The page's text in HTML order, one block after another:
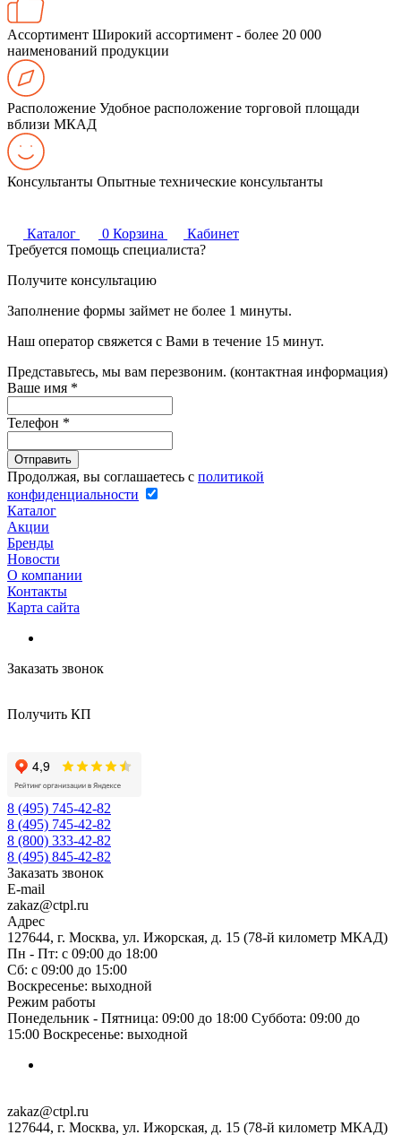
Ассортимент Широкий ассортимент - более 20 000
наименований продукции
Расположение Удобное расположение торговой площади
вблизи МКАД
Консультанты Опытные технические консультанты
Каталог 0 Корзина
Кабинет
Требуется помощь специалиста?
Получите консультацию
Заполнение формы займет не более 1 минуты.
Наш оператор свяжется с Вами в течение 15 минут.
Представьтесь, мы вам перезвоним. (контактная информация)
Ваше имя *
Телефон *
Продолжая, вы соглашаетесь с политикой
конфиденциальности
Каталог
Акции
Бренды
Новости
О компании
Контакты
Карта сайта
Заказать звонок
Получить КП
8 (495) 745-42-82
8 (495) 745-42-82
8 (800) 333-42-82
8 (495) 845-42-82
Заказать звонок
E-mail
zakaz@ctpl.ru
Адрес
127644, г. Москва, ул. Ижорская, д. 15 (78-й километр МКАД)
Пн - Пт: с 09:00 до 18:00
Сб: с 09:00 до 15:00
Воскресенье: выходной
Режим работы
Понедельник - Пятница: 09:00 до 18:00 Суббота: 09:00 до
15:00 Воскресенье: выходной
zakaz@ctpl.ru
127644, г. Москва, ул. Ижорская, д. 15 (78-й километр МКАД)